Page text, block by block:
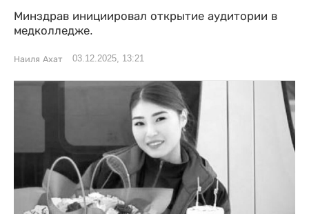
Минздрав инициировал открытие аудитории в
медколледже.
Наиля Ахат 03.12.2025, 13:21